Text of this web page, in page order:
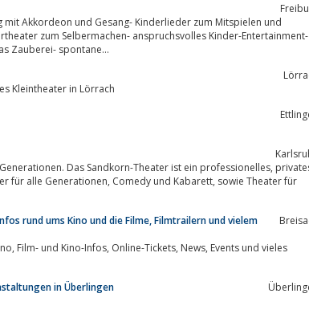
mit Akkordeon und Gesang- Kinderlieder zum Mitspielen und
zum Selbermachen- anspruchsvolles Kinder-Entertainment-
Zauberei- spontane...
Herzlich willkommen im Bühneli-Theater - Ihr gemütliches Kleintheater in Lörrach
Das Sandkorn-Theater ist ein professionelles, privates
und Kabarett, sowie Theater für
rund ums Kino und die Filme, Filmtrailern und vielem
in Überlingen